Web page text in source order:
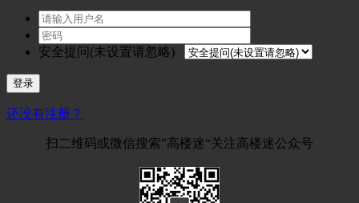
安全提问(未设置请忽略)
登录
还没有注册？
扫二维码或微信搜索”高楼迷“关注高楼迷公众号